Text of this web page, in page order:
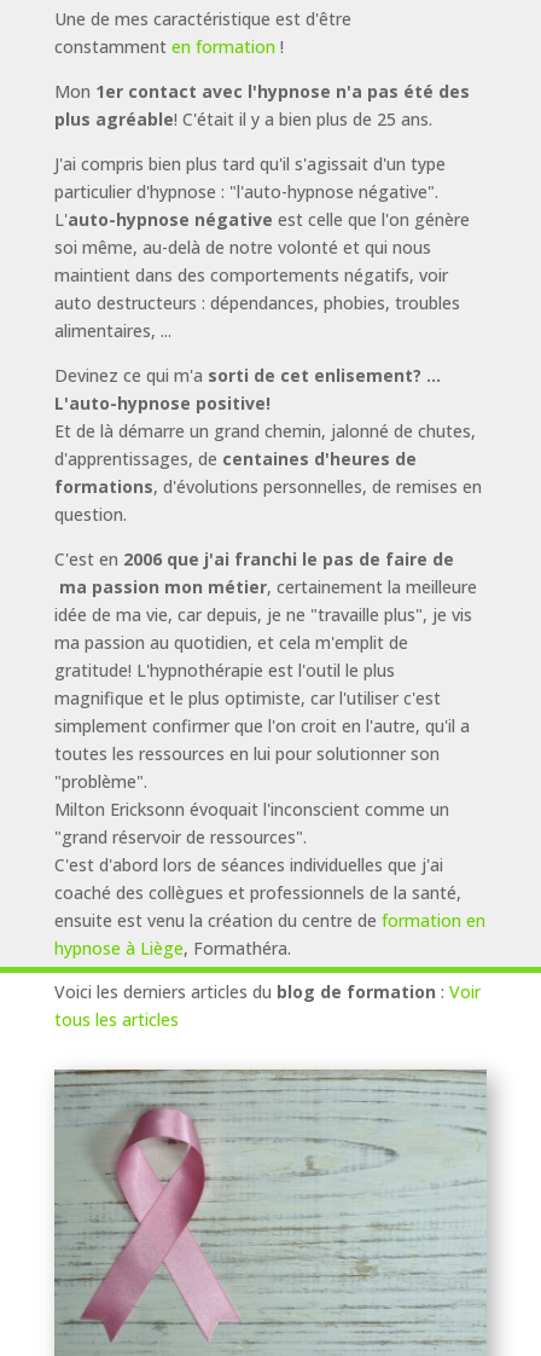
Une de mes caractéristique est d'être
constamment en formation!
Mon 1er contact avec l'hypnose n'a pas été des
plus agréable! C'était il y a bien plus de 25 ans.
J'ai compris bien plus tard qu'il s'agissait d'un type
particulier d'hypnose : "l'auto-hypnose négative".
L'auto-hypnose négative est celle que l'on génère
soi même, au-delà de notre volonté et qui nous
maintient dans des comportements négatifs, voir
auto destructeurs : dépendances, phobies, troubles
alimentaires, ...
Devinez ce qui m'a sorti de cet enlisement? ...
L'auto-hypnose positive!
Et de là démarre un grand chemin, jalonné de chutes,
d'apprentissages, de centaines d'heures de
formations, d'évolutions personnelles, de remises en
question.
C'est en 2006 que j'ai franchi le pas de faire de
ma passion mon métier, certainement la meilleure
idée de ma vie, car depuis, je ne "travaille plus", je vis
ma passion au quotidien, et cela m'emplit de
gratitude! L'hypnothérapie est l'outil le plus
magnifique et le plus optimiste, car l'utiliser c'est
simplement confirmer que l'on croit en l'autre, qu'il a
toutes les ressources en lui pour solutionner son
"problème".
Milton Ericksonn évoquait l'inconscient comme un
"grand réservoir de ressources".
C'est d'abord lors de séances individuelles que j'ai
coaché des collègues et professionnels de la santé,
ensuite est venu la création du centre de formation en
hypnose à Liège, Formathéra.
Voici les derniers articles du blog de formation : Voir
tous les articles